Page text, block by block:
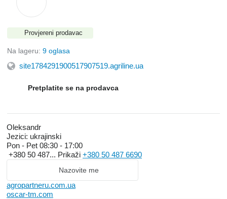
Provjereni prodavac
Na lageru: 9 oglasa
site1784291900517907519.agriline.ua
Pretplatite se na prodavca
Oleksandr
Jezici: ukrajinski
Pon - Pet 08:30 - 17:00
+380 50 487... Prikaži +380 50 487 6690
Nazovite me
agropartneru.com.ua
oscar-tm.com